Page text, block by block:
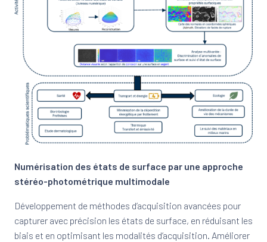
Numérisation des états de surface par une approche
stéréo-photométrique multimodale
Développement de méthodes d’acquisition avancées pour
capturer avec précision les états de surface, en réduisant les
biais et en optimisant les modalités d’acquisition. Améliorer